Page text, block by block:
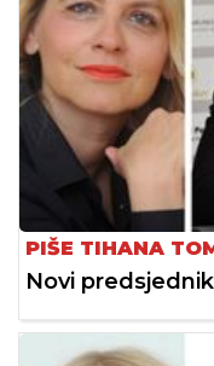
PIŠE TIHANA
Novi